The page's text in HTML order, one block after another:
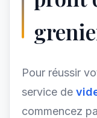
Pour réussir
service de
commencez